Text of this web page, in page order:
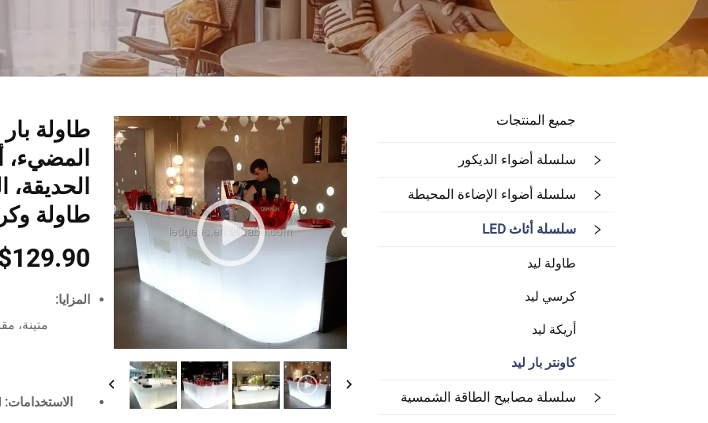
جميع المنتجات
سلسلة أضواء الديكور
سلسلة أضواء الإضاءة المحيطة
سلسلة أثاث LED
طاولة ليد
كرسي ليد
أريكة ليد
كاونتر بار ليد
سلسلة مصابيح الطاقة الشمسية
طاولة
المضيء،
طاولة
~ 135.90
المزايا:
الاستخدامات: